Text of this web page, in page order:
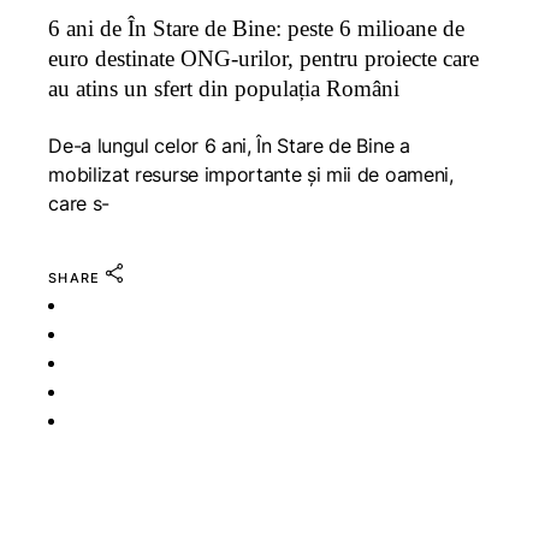
6 ani de În Stare de Bine: peste 6 milioane de
euro destinate ONG-urilor, pentru proiecte care
au atins un sfert din populația Români
De-a lungul celor 6 ani, În Stare de Bine a
mobilizat resurse importante și mii de oameni,
care s-
SHARE